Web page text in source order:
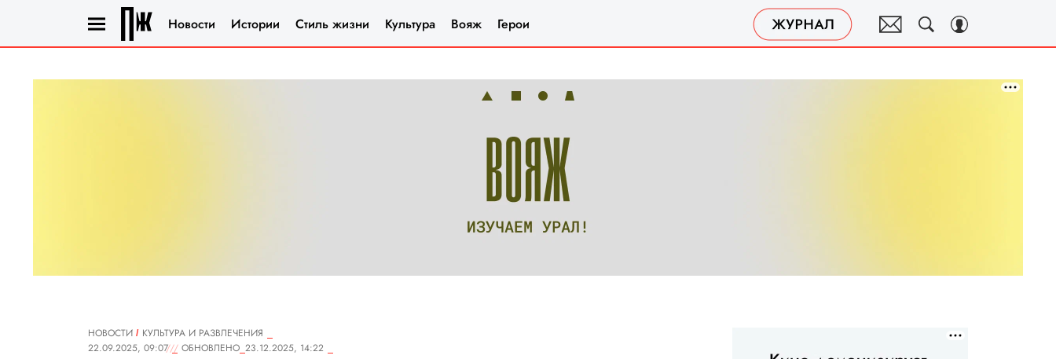
Новости Истории Стиль жизни Культура Вояж Герои
НОВОСТИ
КУЛЬТУРА И РАЗВЛЕЧЕНИЯ
22.09.2025, 09:07
ОБНОВЛЕНО 23.12.2025, 14:22